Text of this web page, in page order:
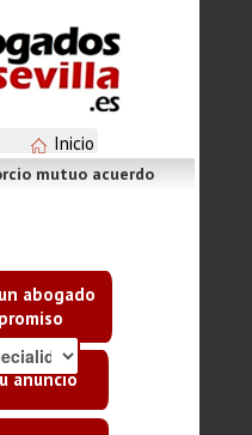
Inicio
abogado
anuncio
mutuo acuerdo